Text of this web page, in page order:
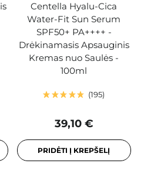
Centella Hyalu-Cica
Water-Fit Sun Serum
SPF50+ PA++++ -
Drėkinamasis Apsauginis
Kremas nuo Saulės -
100ml
195
39,10 €
PRIDĖTI Į KREPŠELĮ